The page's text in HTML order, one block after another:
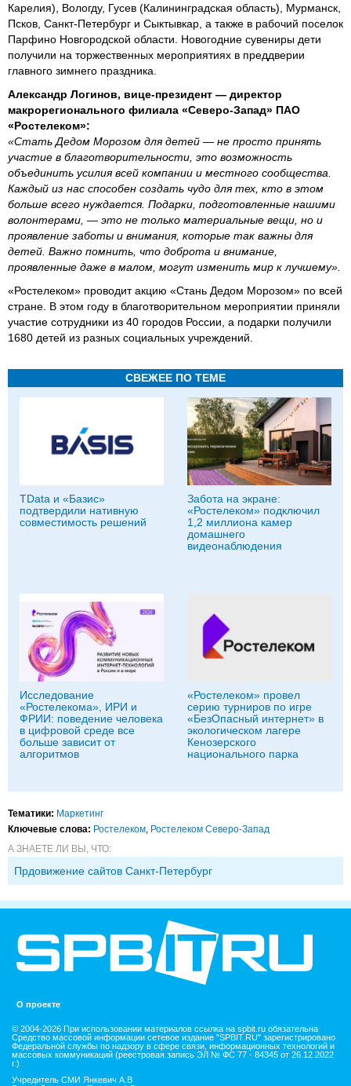
Карелия), Вологду, Гусев (Калининградская область), Мурманск,
Псков, Санкт-Петербург и Сыктывкар, а также в рабочий поселок
Парфино Новгородской области. Новогодние сувениры дети
получили на торжественных мероприятиях в преддверии
главного зимнего праздника.
Александр Логинов, вице-президент — директор
макрорегионального филиала «Северо-Запад» ПАО
«Ростелеком»:
«Стать Дедом Морозом для детей — не просто принять
участие в благотворительности, это возможность
объединить усилия всей компании и местного сообщества.
Каждый из нас способен создать чудо для тех, кто в этом
больше всего нуждается. Подарки, подготовленные нашими
волонтерами, — это не только материальные вещи, но и
проявление заботы и внимания, которые так важны для
детей. Важно помнить, что доброта и внимание,
проявленные даже в малом, могут изменить мир к лучшему».
«Ростелеком» проводит акцию «Стань Дедом Морозом» по всей
стране. В этом году в благотворительном мероприятии приняли
участие сотрудники из 40 городов России, а подарки получили
1680 детей из разных социальных учреждений.
СВЕЖЕЕ ПО ТЕМЕ
TData и «Базис»
подтвердили нативную
совместимость решений
Забота на экране:
«Ростелеком» подключил
1,2 миллиона камер
домашнего
видеонаблюдения
Исследование
«Ростелекома», ИРИ и
ФРИИ: поведение человека
в цифровой среде все
больше зависит от
алгоритмов
«Ростелеком» провел
серию турниров по игре
«БезОпасный интернет» в
экологическом лагере
Кенозерского
национального парка
Тематики: Маркетинг
Ключевые слова: Ростелеком, Ростелеком Северо-Запад
А ЗНАЕТЕ ЛИ ВЫ, ЧТО:
Прдовижение сайтов Санкт-Петербург
О проекте
© 2004-2026 При использовании материалов ссылка на spbit.ru обязательна
Средство массовой информации сетевое издание "SPBIT.RU" зарегистрировано
Федеральной службы по надзору в сфере связи, информационных технологий и
массовых коммуникаций (реестровая запись ЭЛ № ФС 77 - 84345 от 26.12.2022
г.).
Учредитель СМИ Янкевич А.В